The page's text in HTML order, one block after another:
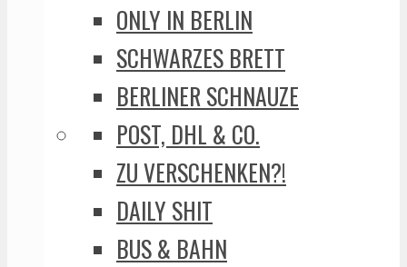
ONLY IN BERLIN
SCHWARZES BRETT
BERLINER SCHNAUZE
POST, DHL & CO.
ZU VERSCHENKEN?!
DAILY SHIT
BUS & BAHN